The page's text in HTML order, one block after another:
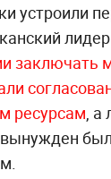
устроили
заключать
ресурсам, а